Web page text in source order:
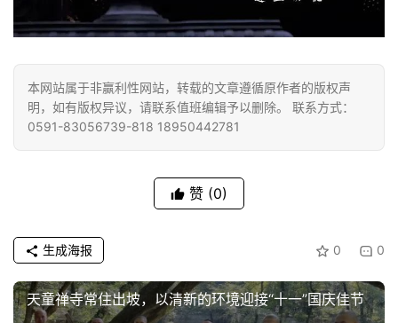
本网站属于非赢利性网站，转载的文章遵循原作者的版权声
明，如有版权异议，请联系值班编辑予以删除。 联系方式：
0591-83056739-818 18950442781
赞 (0)
0 0
生成海报
天童禅寺常住出坡，以清新的环境迎接“十一”国庆佳节